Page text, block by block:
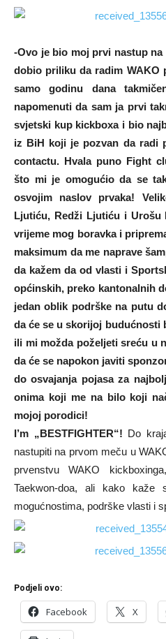
-Ovo je bio moj prvi nastup
dobio priliku da radim WAKO
samo godinu dana
napomenuti da sam ja prvi
svjetski kup kickboxa i bio
iz BiH koji je pozvan da radi
contactu. Hvala puno Fight
što mi je omogućio da se
osvojim naslov prvaka!
Ljutiću, Redži Ljutiću i
vrijeme mog boravka i
maksimum da me naprave
da kažem da od vlasti i
općinskih, preko kantonalnih
jedan oblik podrške na putu
da će se u skorijoj budućnosti
ili mi možda poželjeti sreću u
da će se napokon javiti
do osvajanja pojasa za
onima koji me na bilo koji
mojoj porodici!
I’m „BESTFIGHTER“! Do
nastupiti na prvom meču u
prvenstvu WAKO
Taekwon-doa, ali kako
mogućnostima, podrške vlasti i
Podjeli ovo:
Facebook X